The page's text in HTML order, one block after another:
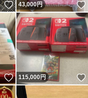
いいね！
43,000円
いいね！
115,000円